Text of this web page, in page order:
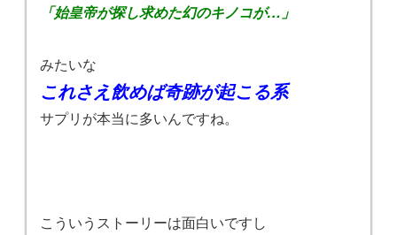
「始皇帝が探し求めた幻のキノコが…」
みたいな
これさえ飲めば奇跡が起こる系
サプリが本当に多いんですね。
こういうストーリーは面白いですし